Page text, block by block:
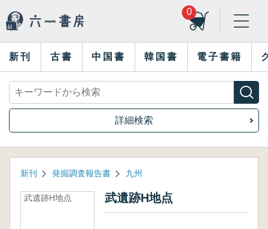
0
新刊 古書 中国書 韓国書 電子書籍
詳細検索
新刊 発掘調査報告書 九州
武遺跡H地点 武遺跡H地点